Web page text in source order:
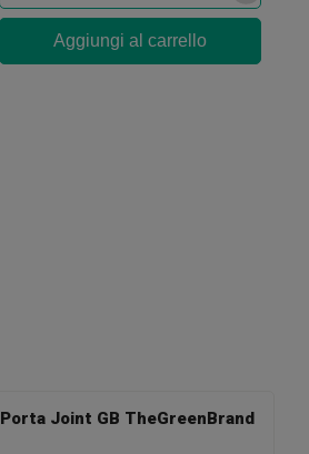
Aggiungi al carrello
Porta Joint GB TheGreenBrand